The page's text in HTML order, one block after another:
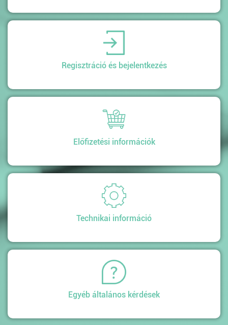
Regisztráció és bejelentkezés
Előfizetési információk
Technikai információ
Egyéb általános kérdések